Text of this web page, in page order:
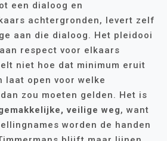
een dialoog en
achtergronden, levert zelf
aan die dialoog. Het pleidooi
respect voor elkaars
niet hoe dat minimum eruit
laat open voor welke
zou moeten gelden. Het is
veilige weg, want
worden de handen